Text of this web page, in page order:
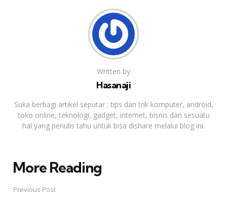
Written by
Hasanaji
Suka berbagi artikel seputar ; tips dan trik komputer, android,
toko online, teknologi, gadget, internet, bisnis dan sesuatu
hal yang penulis tahu untuk bisa dishare melalui blog ini.
More Reading
Post
navigation
Previous Post